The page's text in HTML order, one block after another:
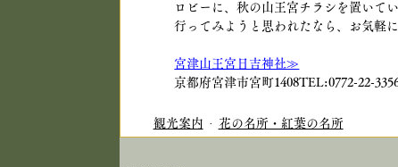
ロビーに、秋の山王宮チラシを置いて
行ってみようと思われたなら、お気軽
宮津山王宮日吉神社≫
京都府宮津市宮町1408TEL:0772-22-
観光案内 花の名所・紅葉の名所